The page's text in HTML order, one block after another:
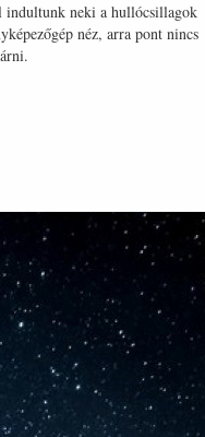
indultunk neki a hullócsillagok
néz, arra pont nincs